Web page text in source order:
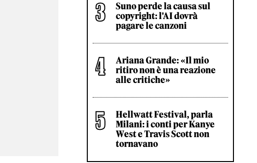
Suno perde la causa sul
copyright: l'AI dovrà
pagare le canzoni
Ariana Grande: «Il mio
ritiro non è una reazione
alle critiche»
Hellwatt Festival, parla
Milani: i conti per Kanye
West e Travis Scott non
tornavano